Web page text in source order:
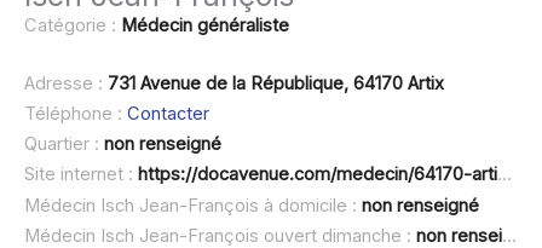
Catégorie : Médecin généraliste
Adresse : 731 Avenue de la République, 64170 Artix
Téléphone : Contacter
Quartier : non renseigné
Site internet : https://docavenue.com/medecin/64170-artix/medecin-generaliste/isch-jean-francois
Médecin Isch Jean-François à domicile : non renseigné
Médecin Isch Jean-François ouvert dimanche : non renseigné